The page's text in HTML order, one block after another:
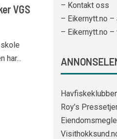
VGS
har...
– Kontakt oss
– Eikernytt.no –
– Eikernytt.no
Roy’s